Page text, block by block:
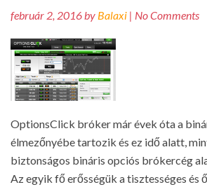
február 2, 2016 by Balaxi | No Comments
OptionsClick bróker már évek óta a
élmezőnyébe tartozik és ez idő alatt,
biztonságos bináris opciós brókercég
Az egyik fő erősségük a tisztességes és